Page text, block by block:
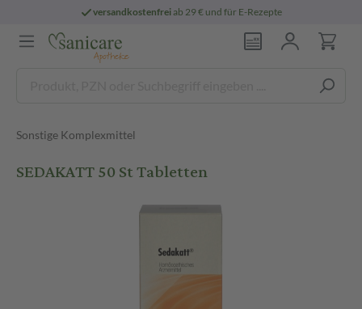
versandkostenfreiab 29 € und für E-Rezepte
Sonstige Komplexmittel
SEDAKATT 50 St Tabletten